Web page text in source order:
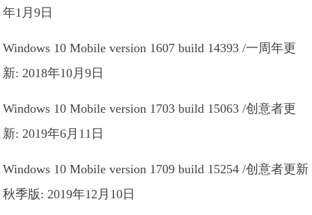
年1月9日
Windows 10 Mobile version 1607 build 14393 /一周年更
新: 2018年10月9日
Windows 10 Mobile version 1703 build 15063 /创意者更
新: 2019年6月11日
Windows 10 Mobile version 1709 build 15254 /创意者更新
秋季版: 2019年12月10日